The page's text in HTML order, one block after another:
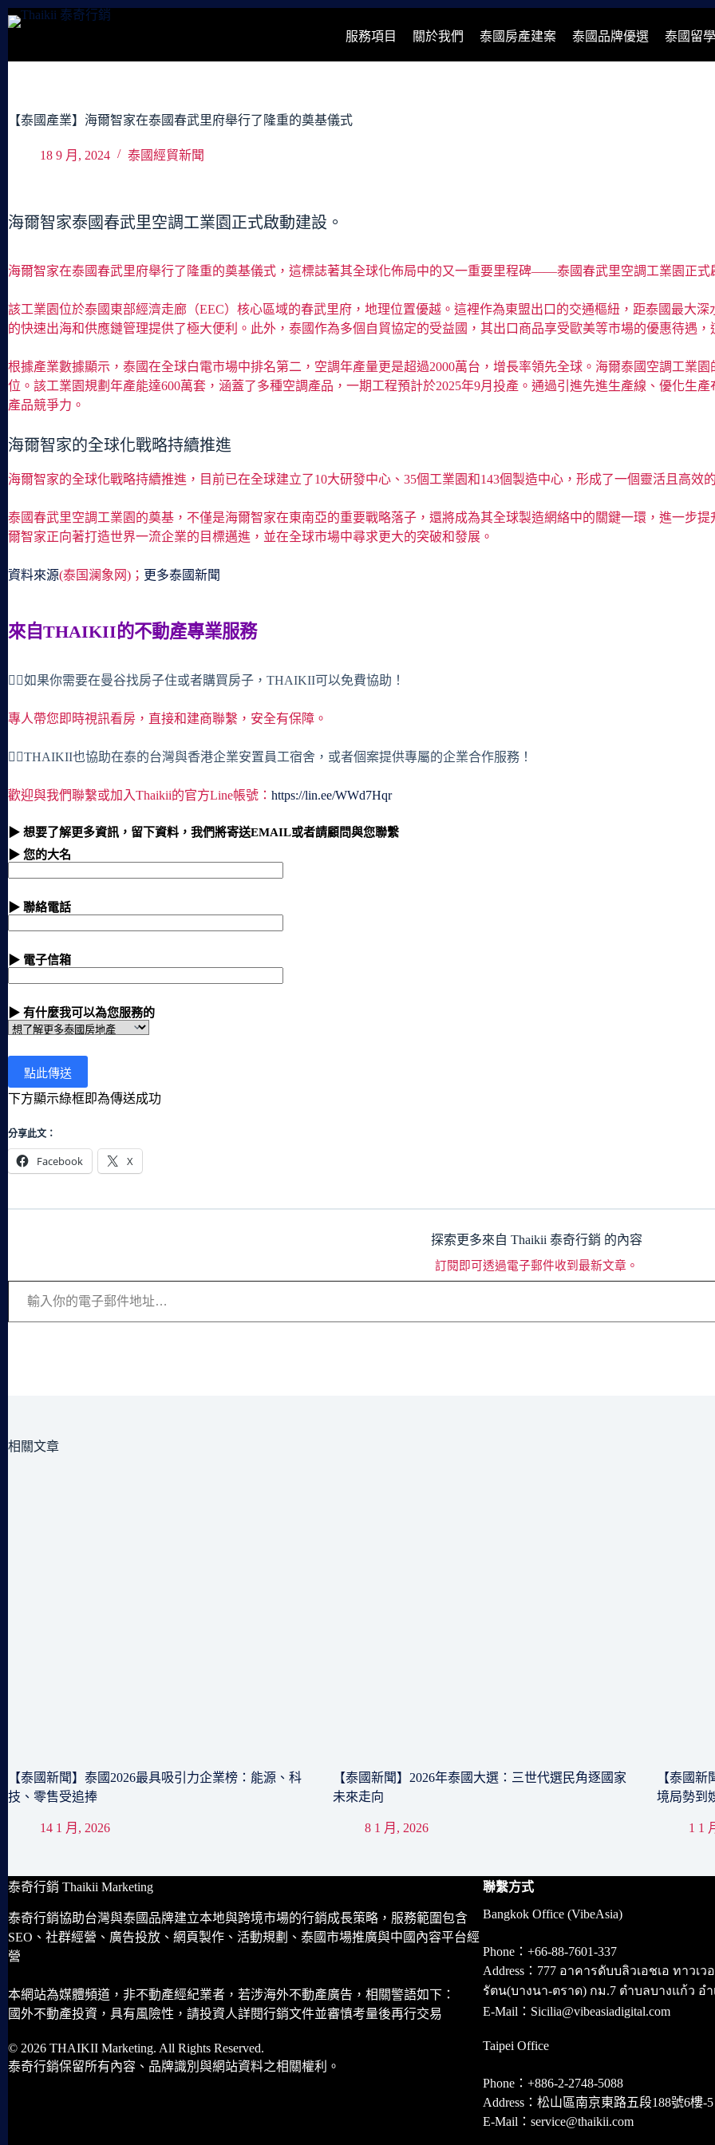
跳
容
服務項目 關於我們 泰國房產建案 泰國品牌優選 泰國留
【泰國產業】海爾智家在泰國春武里府舉行了隆重的奠基儀式
18 9 月, 2024 泰國經貿新聞
海爾智家泰國春武里空調工業園正式啟動建設。
海爾智家在泰國春武里府舉行了隆重的奠基儀式，這標誌著其全球化佈局中的又一重要里程碑——泰國春武里空調工業園正式
該工業園位於泰國東部經濟走廊（EEC）核心區域的春武里府，地理位置優越。這裡作為東盟出口的交通樞紐，距泰國最大
的快速出海和供應鏈管理提供了極大便利。此外，泰國作為多個自貿協定的受益國，其出口商品享受歐美等市場的優惠待遇
根據產業數據顯示，泰國在全球白電市場中排名第二，空調年產量更是超過2000萬台，增長率領先全球。海爾泰國空調工業
位。該工業園規劃年產能達600萬套，涵蓋了多種空調產品，一期工程預計於2025年9月投產。通過引進先進生產線、優化生
產品競爭力。
海爾智家的全球化戰略持續推進
海爾智家的全球化戰略持續推進，目前已在全球建立了10大研發中心、35個工業園和143個製造中心，形成了一個靈活且高
泰國春武里空調工業園的奠基，不僅是海爾智家在東南亞的重要戰略落子，還將成為其全球製造網絡中的關鍵一環，進一步
爾智家正向著打造世界一流企業的目標邁進，並在全球市場中尋求更大的突破和發展。
資料來源(泰国澜象网)； 更多泰國新聞
來自THAIKII的不動產專業服務
🙋‍♀️如果你需要在曼谷找房子住或者購買房子，THAIKII可以免費協助！
專人帶您即時視訊看房，直接和建商聯繫，安全有保障。
🙋‍♀️THAIKII也協助在泰的台灣與香港企業安置員工宿舍，或者個案提供專屬的企業合作服務！
歡迎與我們聯繫或加入Thaikii的官方Line帳號： https://lin.ee/WWd7Hqr
▶ 想要了解更多資訊，留下資料，我們將寄送EMAIL或者請顧問與您聯繫
▶ 您的大名
▶ 聯絡電話
▶ 電子信箱
▶ 有什麼我可以為您服務的
下方顯示綠框即為傳送成功
分享此文：
Facebook X
探索更多來自 Thaikii 泰奇行銷 的內容
訂閱即可透過電子郵件收到最新文章。
輸入你的電子郵件地址…
相關文章
【泰國新聞】泰國2026最具吸引力企業榜：能源、科
技、零售受追捧
14 1 月, 2026
【泰國新聞】2026年泰國大選：三世代選民角逐國家
未來走向
8 1 月, 2026
【泰國
境局勢到
1 1
泰奇行銷 Thaikii Marketing
泰奇行銷協助台灣與泰國品牌建立本地與跨境市場的行銷成長策略，服務範圍包含
SEO、社群經營、廣告投放、網頁製作、活動規劃、泰國市場推廣與中國內容平台經
營
本網站為媒體頻道，非不動產經紀業者，若涉海外不動產廣告，相關警語如下：
國外不動產投資，具有風險性，請投資人詳閱行銷文件並審慎考量後再行交易
© 2026 THAIKII Marketing. All Rights Reserved.
泰奇行銷保留所有內容、品牌識別與網站資料之相關權利。
聯繫方式
Bangkok Office (VibeAsia)
Phone：+66-88-7601-337
Address：777 อาคารดับบลิวเอชเอ ทาว
รัตน(บางนา-ตราด) กม.7 ตำบลบางแก้ว อ
E-Mail：Sicilia@vibeasiadigital.com
Taipei Office
Phone：+886-2-2748-5088
Address：松山區南京東路五段188號6樓-5
E-Mail：service@thaikii.com